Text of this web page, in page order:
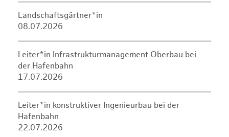
Landschaftsgärtner*in
08.07.2026
Leiter*in Infrastrukturmanagement Oberbau bei
der Hafenbahn
17.07.2026
Leiter*in konstruktiver Ingenieurbau bei der
Hafenbahn
22.07.2026